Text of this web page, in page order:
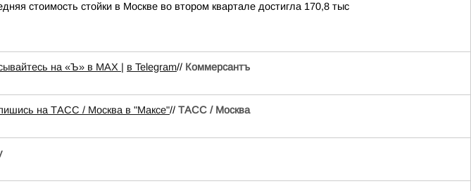
стоимость стойки в Москве во втором квартале достигла 170,8 тыс
на «Ъ» в MAX | в Telegram// Коммерсантъ
на ТАСС / Москва в "Максе"// ТАСС / Москва